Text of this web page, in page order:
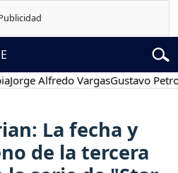
Alfredo VargasGustavo Petro
La fecha y
de la tercera